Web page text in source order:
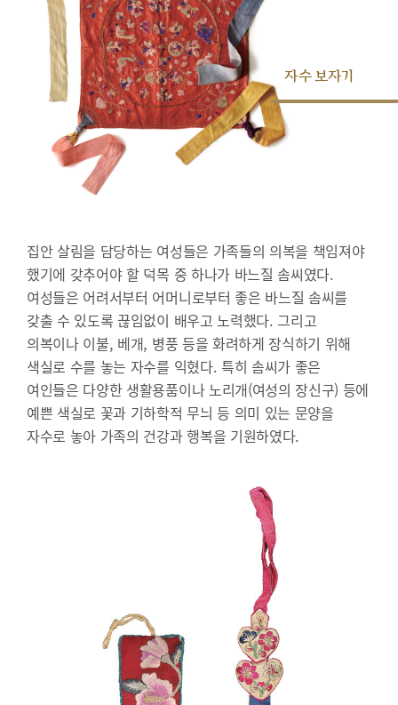
자수 보자기
집안 살림을 담당하는 여성들은 가족들의 의복을 책임져야
했기에 갖추어야 할 덕목 중 하나가 바느질 솜씨였다.
여성들은 어려서부터 어머니로부터 좋은 바느질 솜씨를
갖출 수 있도록 끊임없이 배우고 노력했다. 그리고
의복이나 이불, 베개, 병풍 등을 화려하게 장식하기 위해
색실로 수를 놓는 자수를 익혔다. 특히 솜씨가 좋은
여인들은 다양한 생활용품이나 노리개(여성의 장신구) 등에
예쁜 색실로 꽃과 기하학적 무늬 등 의미 있는 문양을
자수로 놓아 가족의 건강과 행복을 기원하였다.